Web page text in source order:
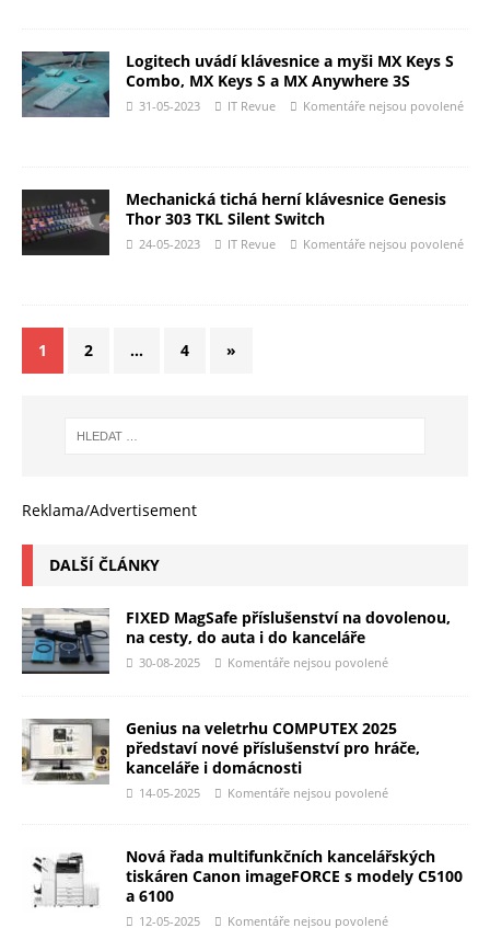
Logitech uvádí klávesnice a myši MX Keys S
Combo, MX Keys S a MX Anywhere 3S
31-05-2023 IT Revue Komentáře nejsou povolené
Mechanická tichá herní klávesnice Genesis
Thor 303 TKL Silent Switch
24-05-2023 IT Revue Komentáře nejsou povolené
1 2 … 4 »
Reklama/Advertisement
DALŠÍ ČLÁNKY
FIXED MagSafe příslušenství na dovolenou,
na cesty, do auta i do kanceláře
30-08-2025 Komentáře nejsou povolené
Genius na veletrhu COMPUTEX 2025
představí nové příslušenství pro hráče,
kanceláře i domácnosti
14-05-2025 Komentáře nejsou povolené
Nová řada multifunkčních kancelářských
tiskáren Canon imageFORCE s modely C5100
a 6100
12-05-2025 Komentáře nejsou povolené